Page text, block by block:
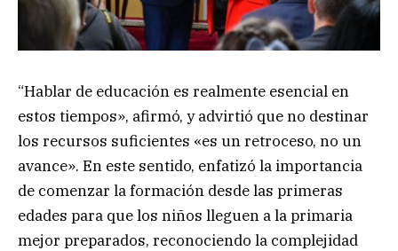
“Hablar de educación es realmente esencial en
estos tiempos», afirmó, y advirtió que no destinar
los recursos suficientes «es un retroceso, no un
avance». En este sentido, enfatizó la importancia
de comenzar la formación desde las primeras
edades para que los niños lleguen a la primaria
mejor preparados, reconociendo la complejidad